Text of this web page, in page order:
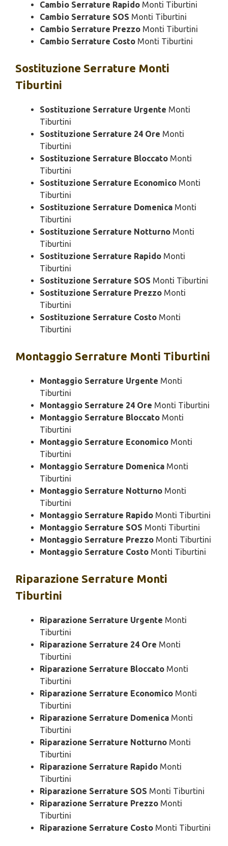
Cambio Serrature Rapido Monti Tiburtini
Cambio Serrature SOS Monti Tiburtini
Cambio Serrature Prezzo Monti Tiburtini
Cambio Serrature Costo Monti Tiburtini
Sostituzione Serrature Monti
Tiburtini
Sostituzione Serrature Urgente Monti
Tiburtini
Sostituzione Serrature 24 Ore Monti
Tiburtini
Sostituzione Serrature Bloccato Monti
Tiburtini
Sostituzione Serrature Economico Monti
Tiburtini
Sostituzione Serrature Domenica Monti
Tiburtini
Sostituzione Serrature Notturno Monti
Tiburtini
Sostituzione Serrature Rapido Monti
Tiburtini
Sostituzione Serrature SOS Monti Tiburtini
Sostituzione Serrature Prezzo Monti
Tiburtini
Sostituzione Serrature Costo Monti
Tiburtini
Montaggio Serrature Monti Tiburtini
Montaggio Serrature Urgente Monti
Tiburtini
Montaggio Serrature 24 Ore Monti Tiburtini
Montaggio Serrature Bloccato Monti
Tiburtini
Montaggio Serrature Economico Monti
Tiburtini
Montaggio Serrature Domenica Monti
Tiburtini
Montaggio Serrature Notturno Monti
Tiburtini
Montaggio Serrature Rapido Monti Tiburtini
Montaggio Serrature SOS Monti Tiburtini
Montaggio Serrature Prezzo Monti Tiburtini
Montaggio Serrature Costo Monti Tiburtini
Riparazione Serrature Monti
Tiburtini
Riparazione Serrature Urgente Monti
Tiburtini
Riparazione Serrature 24 Ore Monti
Tiburtini
Riparazione Serrature Bloccato Monti
Tiburtini
Riparazione Serrature Economico Monti
Tiburtini
Riparazione Serrature Domenica Monti
Tiburtini
Riparazione Serrature Notturno Monti
Tiburtini
Riparazione Serrature Rapido Monti
Tiburtini
Riparazione Serrature SOS Monti Tiburtini
Riparazione Serrature Prezzo Monti
Tiburtini
Riparazione Serrature Costo Monti Tiburtini